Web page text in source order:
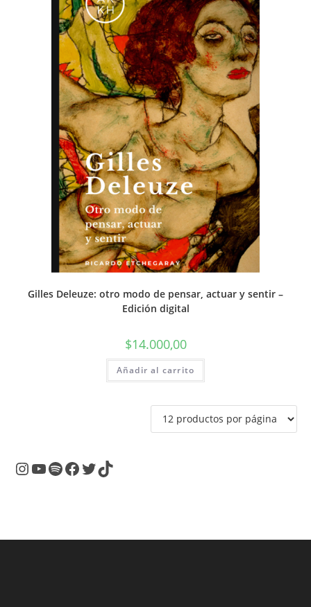
Gilles Deleuze: otro modo de pensar, actuar y sentir –
Edición digital
$14.000,00
Añadir al carrito
Instagram
YouTube
SpotifyFacebook
Twitter
TikTok